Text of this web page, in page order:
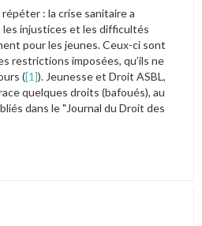
: la crise sanitaire a
injustices et les difficultés
pour les jeunes. Ceux-ci sont
restrictions imposées, qu’ils ne
([1]). Jeunesse et Droit ASBL,
quelques droits (bafoués), au
dans le "Journal du Droit des